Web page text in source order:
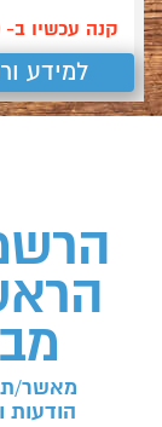
קנה עכשיו ב- 159
למידע
מאשר/ת
הודעות